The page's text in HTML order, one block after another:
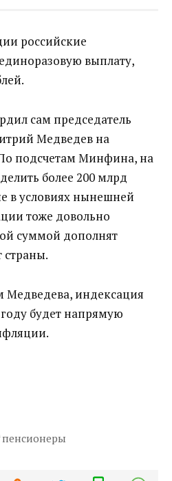
российские
выплату,
сам председатель
Медведев на
подсчетам Минфина, на
более 200 млрд
в условиях нынешней
тоже довольно
суммой дополнят
Медведева, индексация
будет напрямую
пенсионеры